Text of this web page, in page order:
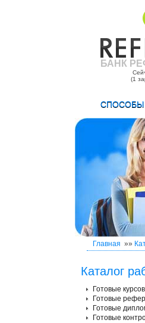
БАНК
(1
СПОСОБЫ
Главная »»
Каталог
Готовые
Готовые
Готовые
Готовые